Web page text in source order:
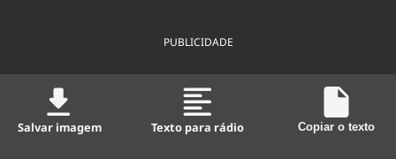
PUBLICIDADE
Salvar imagem Texto para rádio Copiar o texto